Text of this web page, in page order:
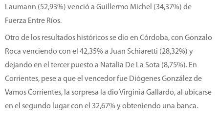
Laumann (52,93%) venció a Guillermo Michel (34,37%) de
Fuerza Entre Ríos.
Otro de los resultados históricos se dio en Córdoba, con Gonzalo
Roca venciendo con el 42,35% a Juan Schiaretti (28,32%) y
dejando en el tercer puesto a Natalia De La Sota (8,75%). En
Corrientes, pese a que el vencedor fue Diógenes González de
Vamos Corrientes, la sorpresa la dio Virginia Gallardo, al ubicarse
en el segundo lugar con el 32,67% y obteniendo una banca.